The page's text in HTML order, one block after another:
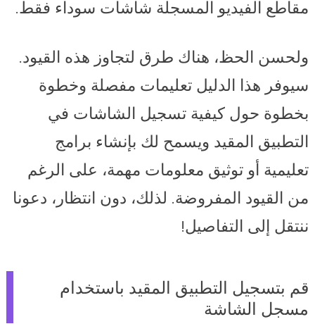
مقاطع الفيديو المسجلة شاشات سوداء فقط.
ولحسن الحظ، هناك طرق لتجاوز هذه القيود.
سيوفر هذا الدليل تعليمات مفصلة وخطوة
بخطوة حول كيفية تسجيل الشاشات في
التطبيق المقيد ويسمح لك بإنشاء برامج
تعليمية أو توثيق معلومات مهمة، على الرغم
من القيود المفروضة. لذلك، دون انتظار، دعونا
ننتقل إلى التفاصيل!
قم بتسجيل التطبيق المقيد باستخدام
مسجل الشاشة